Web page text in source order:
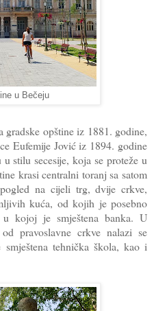
u Bečeju
gradske opštine iz 1881. godine,
Eufemije Jović iz 1894. godine
stilu secesije, koja se proteže u
krasi centralni toranj sa satom
na cijeli trg, dvije crkve,
kuća, od kojih je posebno
kojoj je smještena banka. U
pravoslavne crkve nalazi se
tehnička škola, kao i